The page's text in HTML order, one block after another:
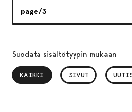
Suodata sisältötyypin mukaan
KAIKKI
, VALITTU SIVUT